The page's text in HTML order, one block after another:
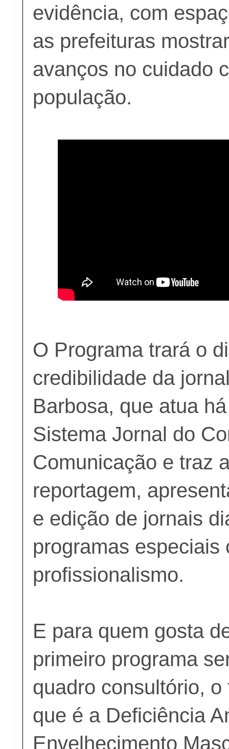
evidência, com
as prefeituras
avanços no cuidado
população.
O Programa trará o
credibilidade da
Barbosa, que atua
Sistema Jornal do
Comunicação e traz
reportagem,
e edição de jornais
programas especiais
profissionalismo.
E para quem gosta
primeiro programa
quadro consultório,
que é a Deficiência
Envelhecimento